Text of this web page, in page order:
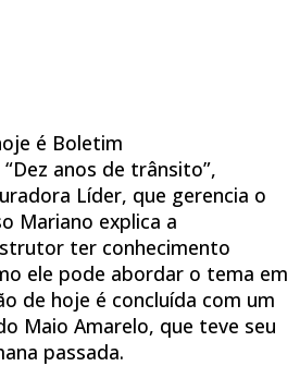
é Boletim
anos de trânsito”,
Líder, que gerencia o
Mariano explica a
ter conhecimento
ele pode abordar o tema em
de hoje é concluída com um
Maio Amarelo, que teve seu
passada.